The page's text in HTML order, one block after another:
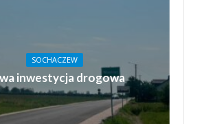
SOCHACZEW
inwestycja drogowa